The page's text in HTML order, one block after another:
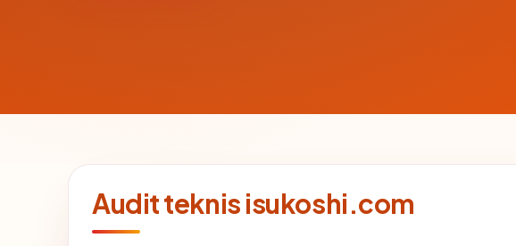
Audit teknis isukoshi.com